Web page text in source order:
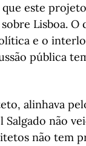
que este
Lisboa. O
e o
pública
alinhava
não
não tem